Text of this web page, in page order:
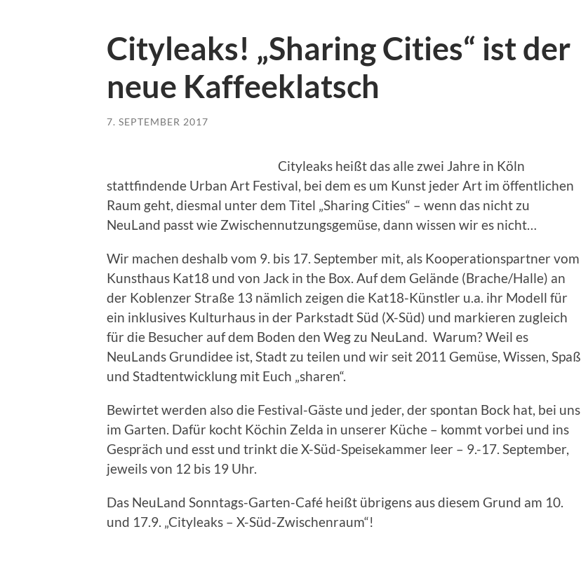
Cityleaks! „Sharing Cities“ ist der
neue Kaffeeklatsch
7. SEPTEMBER 2017
Cityleaks heißt das alle zwei Jahre in Köln
stattfindende Urban Art Festival, bei dem es um Kunst jeder Art im öffentlichen
Raum geht, diesmal unter dem Titel „Sharing Cities“ – wenn das nicht zu
NeuLand passt wie Zwischennutzungsgemüse, dann wissen wir es nicht…
Wir machen deshalb vom 9. bis 17. September mit, als Kooperationspartner vom
Kunsthaus Kat18 und von Jack in the Box. Auf dem Gelände (Brache/Halle) an
der Koblenzer Straße 13 nämlich zeigen die Kat18-Künstler u.a. ihr Modell für
ein inklusives Kulturhaus in der Parkstadt Süd (X-Süd) und markieren zugleich
für die Besucher auf dem Boden den Weg zu NeuLand. Warum? Weil es
NeuLands Grundidee ist, Stadt zu teilen und wir seit 2011 Gemüse, Wissen, Spaß
und Stadtentwicklung mit Euch „sharen“.
Bewirtet werden also die Festival-Gäste und jeder, der spontan Bock hat, bei uns
im Garten. Dafür kocht Köchin Zelda in unserer Küche – kommt vorbei und ins
Gespräch und esst und trinkt die X-Süd-Speisekammer leer – 9.-17. September,
jeweils von 12 bis 19 Uhr.
Das NeuLand Sonntags-Garten-Café heißt übrigens aus diesem Grund am 10.
und 17.9. „Cityleaks – X-Süd-Zwischenraum“!